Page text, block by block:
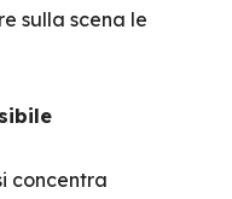
sulla scena le
concentra